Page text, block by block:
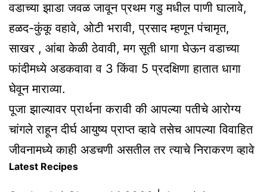
वडाच्या झाडा जवळ जावून प्रथम गडु मधील पाणी घालावे,
हळद-कुंकू वहावे, ओटी भरावी, प्रसाद म्हणून पंचामृत,
साखर , आंबा केळी ठेवावी, मग सूती धागा घेऊन वडाच्या
फांदीमध्ये अडकवावा व 3 किंवा 5 प्रदक्षिणा हातात धागा
घेवून माराव्या.
पूजा झाल्यावर प्रार्थना करावी की आपल्या पतीचे आरोग्य
चांगले राहून दीर्घ आयुष्य प्राप्त व्हावे तसेच आपल्या विवाहित
जीवनामध्ये काही अडचणी असतील तर त्याचे निराकरण व्हावे
Latest Recipes